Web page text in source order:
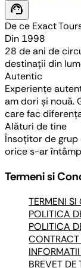
support_agent
De ce Exact
Din 1998
28 de ani de
destinații din
Autentic
Experiențe
am dori și nouă.
care fac
Alături de tine
Însoțitor de
orice s-ar
Termeni si
TERMENI
POLITICA
POLITICA
BREVET DE